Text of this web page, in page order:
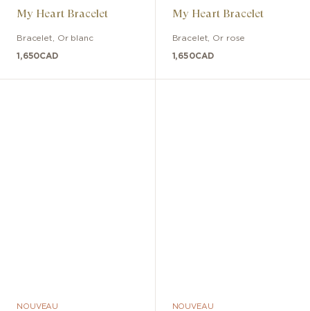
My Heart Bracelet
Bracelet Or blanc
1,650CAD
My Heart Bracelet
Bracelet Or rose
1,650CAD
NOUVEAU NOUVEAU